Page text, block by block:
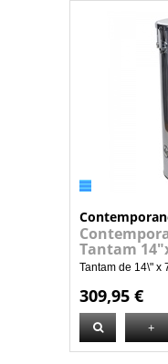
Tantam
Tantam de 14\" x
309,95 €
+